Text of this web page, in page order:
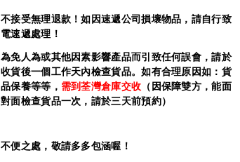
不接受無理退款！如因速遞公司損壞物品，請自行致
電速遞處理！
為免人為或其他因素影響產品而引致任何誤會，請於
收貨後一個工作天內檢查貨品。如有合理原因如：貨
品保養等等， 需到荃灣倉庫交收 （因保障雙方，能面
對面檢查貨品一次，請於三天前預約）
不便之處，敬請多多包涵喔！